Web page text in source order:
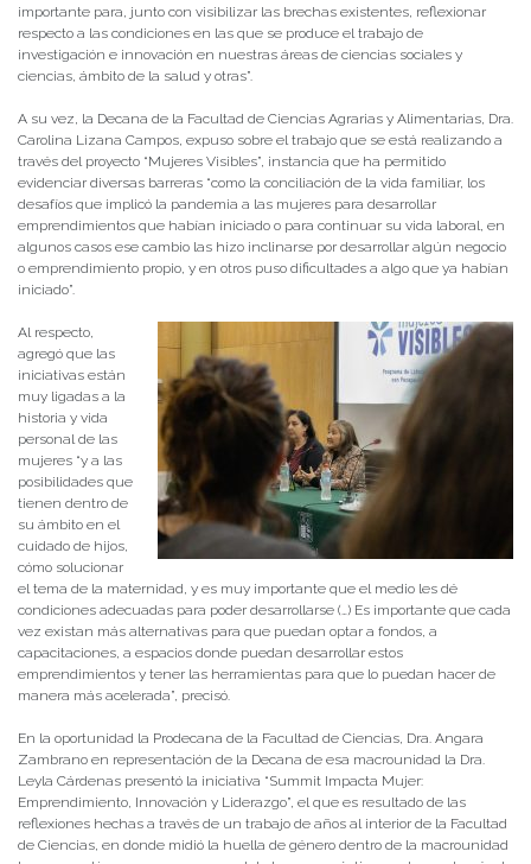
importante para, junto con visibilizar las brechas existentes, reflexionar
respecto a las condiciones en las que se produce el trabajo de
investigación e innovación en nuestras áreas de ciencias sociales y
ciencias, ámbito de la salud y otras”.
A su vez, la Decana de la Facultad de Ciencias Agrarias y Alimentarias, Dra.
Carolina Lizana Campos, expuso sobre el trabajo que se está realizando a
través del proyecto “Mujeres Visibles”, instancia que ha permitido
evidenciar diversas barreras “como la conciliación de la vida familiar, los
desafíos que implicó la pandemia a las mujeres para desarrollar
emprendimientos que habían iniciado o para continuar su vida laboral, en
algunos casos ese cambio las hizo inclinarse por desarrollar algún negocio
o emprendimiento propio, y en otros puso dificultades a algo que ya habían
iniciado”.
Al respecto,
agregó que las
iniciativas están
muy ligadas a la
historia y vida
personal de las
mujeres “y a las
posibilidades que
tienen dentro de
su ámbito en el
cuidado de hijos,
cómo solucionar
el tema de la maternidad, y es muy importante que el medio les dé
condiciones adecuadas para poder desarrollarse (…) Es importante que cada
vez existan más alternativas para que puedan optar a fondos, a
capacitaciones, a espacios donde puedan desarrollar estos
emprendimientos y tener las herramientas para que lo puedan hacer de
manera más acelerada”, precisó.
En la oportunidad la Prodecana de la Facultad de Ciencias, Dra. Angara
Zambrano en representación de la Decana de esa macrounidad la Dra.
Leyla Cárdenas presentó la iniciativa “Summit Impacta Mujer:
Emprendimiento, Innovación y Liderazgo”, el que es resultado de las
reflexiones hechas a través de un trabajo de años al interior de la Facultad
de Ciencias, en donde midió la huella de género dentro de la macrounidad